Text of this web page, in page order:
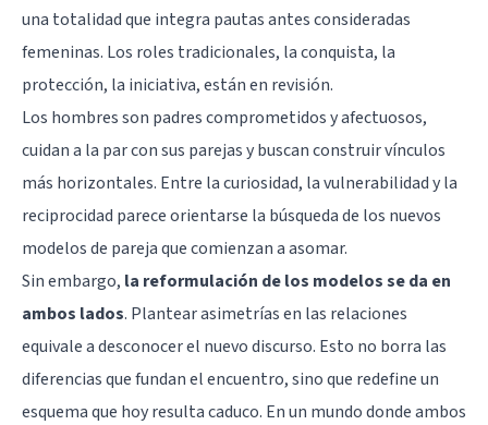
una totalidad que integra pautas antes consideradas
femeninas. Los roles tradicionales, la conquista, la
protección, la iniciativa, están en revisión.
Los hombres son padres comprometidos y afectuosos,
cuidan a la par con sus parejas y buscan construir vínculos
más horizontales. Entre la curiosidad, la vulnerabilidad y la
reciprocidad parece orientarse la búsqueda de los nuevos
modelos de pareja que comienzan a asomar.
Sin embargo, la reformulación de los modelos se da en
ambos lados. Plantear asimetrías en las relaciones
equivale a desconocer el nuevo discurso. Esto no borra las
diferencias que fundan el encuentro, sino que redefine un
esquema que hoy resulta caduco. En un mundo donde ambos